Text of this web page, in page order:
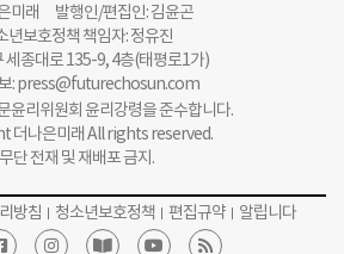
미래 발행인/편집인: 김윤곤
년보호정책 책임자: 정유진
세종대로 135-9, 4층(태평로1가)
:press@futurechosun.com
윤리위원회 윤리강령을 준수합니다.
더나은미래 All rights reserved.
무단 전재 및 재배포 금지.
방침 청소년보호정책 편집규약 알립니다